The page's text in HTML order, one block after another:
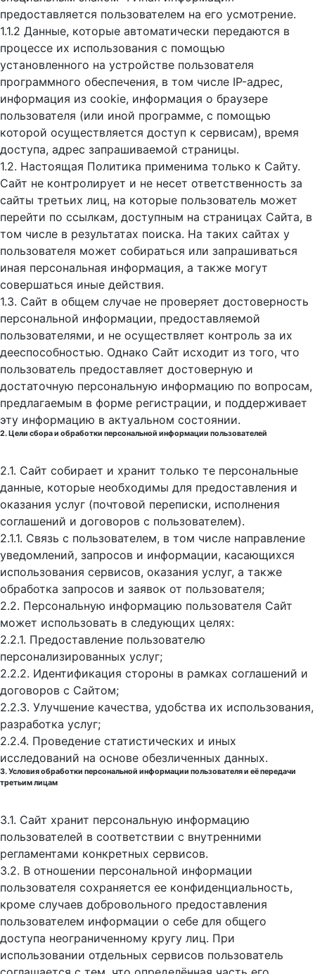
предоставляется пользователем на его усмотрение.
1.1.2 Данные, которые автоматически передаются в
процессе их использования с помощью
установленного на устройстве пользователя
программного обеспечения, в том числе IP-адрес,
информация из cookie, информация о браузере
пользователя (или иной программе, с помощью
которой осуществляется доступ к cервисам), время
доступа, адрес запрашиваемой страницы.
1.2. Настоящая Политика применима только к Сайту.
Сайт не контролирует и не несет ответственность за
сайты третьих лиц, на которые пользователь может
перейти по ссылкам, доступным на страницах Сайта, в
том числе в результатах поиска. На таких сайтах у
пользователя может собираться или запрашиваться
иная персональная информация, а также могут
совершаться иные действия.
1.3. Сайт в общем случае не проверяет достоверность
персональной информации, предоставляемой
пользователями, и не осуществляет контроль за их
дееспособностью. Однако Сайт исходит из того, что
пользователь предоставляет достоверную и
достаточную персональную информацию по вопросам,
предлагаемым в форме регистрации, и поддерживает
эту информацию в актуальном состоянии.
2. Цели сбора и обработки персональной информации пользователей
2.1. Сайт собирает и хранит только те персональные
данные, которые необходимы для предоставления и
оказания услуг (почтовой переписки, исполнения
соглашений и договоров с пользователем).
2.1.1. Связь с пользователем, в том числе направление
уведомлений, запросов и информации, касающихся
использования сервисов, оказания услуг, а также
обработка запросов и заявок от пользователя;
2.2. Персональную информацию пользователя Сайт
может использовать в следующих целях:
2.2.1. Предоставление пользователю
персонализированных услуг;
2.2.2. Идентификация стороны в рамках соглашений и
договоров с Сайтом;
2.2.3. Улучшение качества, удобства их использования,
разработка услуг;
2.2.4. Проведение статистических и иных
исследований на основе обезличенных данных.
3. Условия обработки персональной информации пользователя и её передачи
третьим лицам
3.1. Сайт хранит персональную информацию
пользователей в соответствии с внутренними
регламентами конкретных сервисов.
3.2. В отношении персональной информации
пользователя сохраняется ее конфиденциальность,
кроме случаев добровольного предоставления
пользователем информации о себе для общего
доступа неограниченному кругу лиц. При
использовании отдельных сервисов пользователь